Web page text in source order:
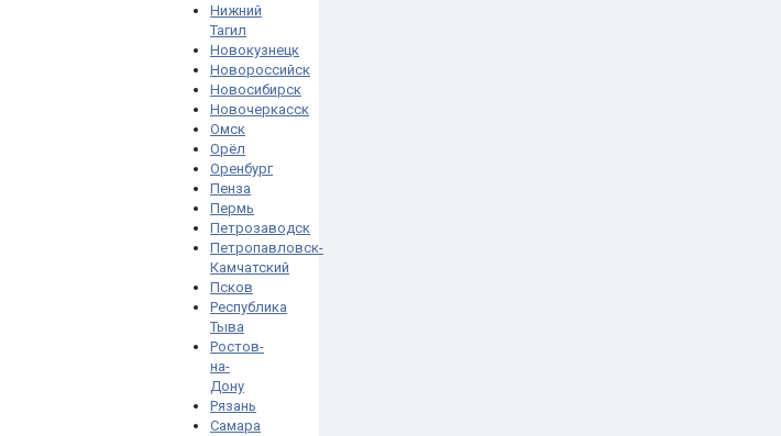
Нижний
Тагил
Новокузнецк
Новороссийск
Новосибирск
Новочеркасск
Омск
Орёл
Оренбург
Пенза
Пермь
Петрозаводск
Петропавловск-
Камчатский
Псков
Республика
Тыва
Ростов-
на-
Дону
Рязань
Самара